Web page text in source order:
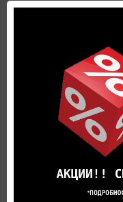
Использование
допустимое
составляет 27°С,
Огнестойкость:
EN13501-1, Cfl-s1
Устойчивость к
высокая, EN 13